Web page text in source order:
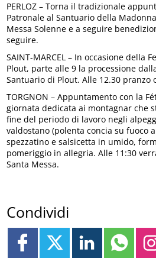
PERLOZ – Torna il tradizionale
Patronale al Santuario della
Messa Solenne e a seguire
seguire.
SAINT-MARCEL – In occasione della
Plout, parte alle 9 la processione
Santuario di Plout. Alle 12.30 pranzo
TORGNON – Appuntamento con la
giornata dedicata ai montagnar che
fine del periodo di lavoro negli
valdostano (polenta concia su fuoco
spezzatino e salsicetta in umido,
pomeriggio in allegria. Alle 11:30
Santa Messa.
Condividi